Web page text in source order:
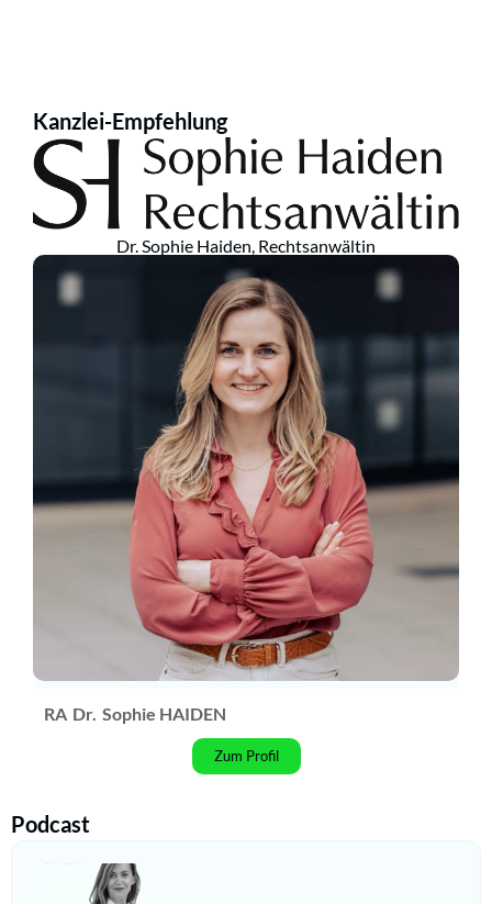
Kanzlei-Empfehlung
Dr. Sophie Haiden, Rechtsanwältin
RA Dr. Sophie HAIDEN
Zum Profil
Podcast